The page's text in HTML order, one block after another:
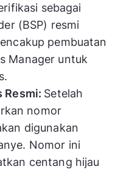
sebagai
(BSP) resmi
pembuatan
Manager untuk
Resmi: Setelah
nomor
digunakan
Nomor ini
centang hijau